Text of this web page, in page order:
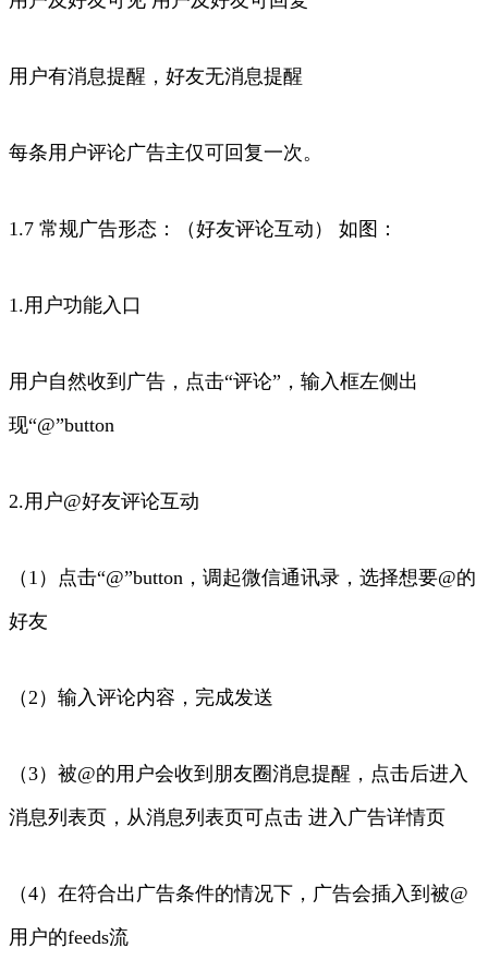
用户有消息提醒，好友无消息提醒
每条用户评论广告主仅可回复一次。
1.7 常规广告形态：（好友评论互动） 如图：
1.用户功能入口
用户自然收到广告，点击“评论”，输入框左侧出
现“@”button
2.用户@好友评论互动
（1）点击“@”button，调起微信通讯录，选择想要@的
好友
（2）输入评论内容，完成发送
（3）被@的用户会收到朋友圈消息提醒，点击后进入
消息列表页，从消息列表页可点击 进入广告详情页
（4）在符合出广告条件的情况下，广告会插入到被@
用户的feeds流